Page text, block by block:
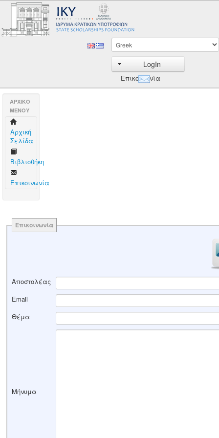
LogIn
Επικοινωνία
AΡΧΙΚΟ
ΜΕΝΟΥ
Aρχική
Σελίδα
Βιβλιοθήκη
Επικοινωνία
Επικοινωνία
Αποστολέας
Email
Θέμα
Μήνυμα